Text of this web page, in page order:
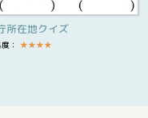
所在地クイズ
： ★★★★